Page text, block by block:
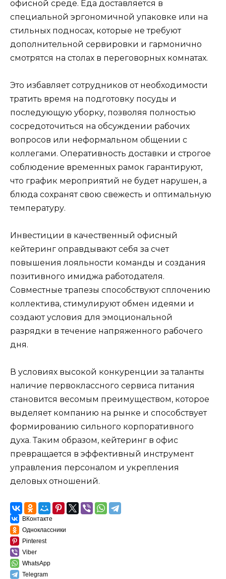
офисной среде. Еда доставляется в
специальной эргономичной упаковке или на
стильных подносах, которые не требуют
дополнительной сервировки и гармонично
смотрятся на столах в переговорных комнатах.
Это избавляет сотрудников от необходимости
тратить время на подготовку посуды и
последующую уборку, позволяя полностью
сосредоточиться на обсуждении рабочих
вопросов или неформальном общении с
коллегами. Оперативность доставки и строгое
соблюдение временных рамок гарантируют,
что график мероприятий не будет нарушен, а
блюда сохранят свою свежесть и оптимальную
температуру.
Инвестиции в качественный офисный
кейтеринг оправдывают себя за счет
повышения лояльности команды и создания
позитивного имиджа работодателя.
Совместные трапезы способствуют сплочению
коллектива, стимулируют обмен идеями и
создают условия для эмоциональной
разрядки в течение напряженного рабочего
дня.
В условиях высокой конкуренции за таланты
наличие первоклассного сервиса питания
становится весомым преимуществом, которое
выделяет компанию на рынке и способствует
формированию сильного корпоративного
духа. Таким образом, кейтеринг в офис
превращается в эффективный инструмент
управления персоналом и укрепления
деловых отношений.
ВКонтакте
Одноклассники
Pinterest
Viber
WhatsApp
Telegram